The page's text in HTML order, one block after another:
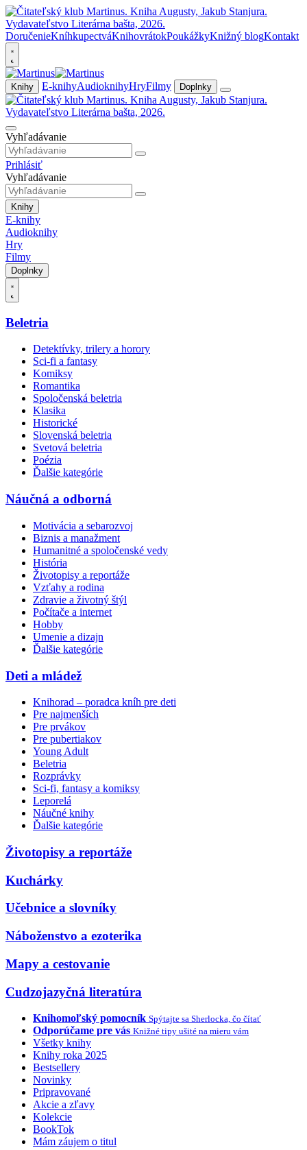
DoručenieKníhkupectváKnihovrátokPoukážkyKnižný blogKontakt
Knihy E-knihyAudioknihyHryFilmy Doplnky
Vyhľadávanie
Prihlásiť
Vyhľadávanie
Knihy
E-knihy
Audioknihy
Hry
Filmy
Doplnky
Beletria
Detektívky, trilery a horory
Sci-fi a fantasy
Komiksy
Romantika
Spoločenská beletria
Klasika
Historické
Slovenská beletria
Svetová beletria
Poézia
Ďalšie kategórie
Náučná a odborná
Motivácia a sebarozvoj
Biznis a manažment
Humanitné a spoločenské vedy
História
Životopisy a reportáže
Vzťahy a rodina
Zdravie a životný štýl
Počítače a internet
Hobby
Umenie a dizajn
Ďalšie kategórie
Deti a mládež
Knihorad – poradca kníh pre deti
Pre najmenších
Pre prvákov
Pre pubertiakov
Young Adult
Beletria
Rozprávky
Sci-fi, fantasy a komiksy
Leporelá
Náučné knihy
Ďalšie kategórie
Životopisy a reportáže
Kuchárky
Učebnice a slovníky
Náboženstvo a ezoterika
Mapy a cestovanie
Cudzojazyčná literatúra
Knihomoľský pomocník Spýtajte sa Sherlocka, čo čítať
Odporúčame pre vás Knižné tipy ušité na mieru vám
Všetky knihy
Knihy roka 2025
Bestsellery
Novinky
Pripravované
Akcie a zľavy
Kolekcie
BookTok
Mám záujem o titul